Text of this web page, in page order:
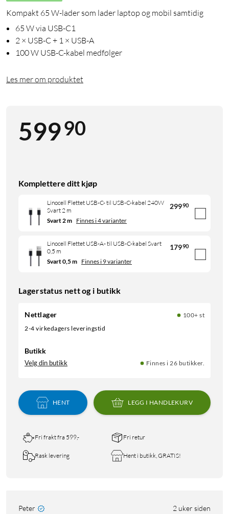
Kompakt 65 W-lader som lader laptop og mobil samtidig
65 W via USB-C1
2 × USB-C + 1 × USB-A
100 W USB-C-kabel medfølger
Les mer om produktet
59990
Komplettere ditt kjøp
Linocell Flettet USB-C- til USB-C-kabel 240W
Svart 2 m
29990
Svart 2 m Finnes i 4 varianter
Linocell Flettet USB-A- til USB-C-kabel Svart
0,5 m
17990
Svart 0,5 m Finnes i 9 varianter
Lagerstatus nett og i butikk
Nettlager
100+ st
2-4 virkedagers leveringstid
Butikk
Velg din butikk Finnes i 26 butikker.
HENT LEGG I HANDLEKURV
Fri frakt fra 599,- Fri retur
Rask levering Hent i butikk, GRATIS!
Peter 2 uker siden